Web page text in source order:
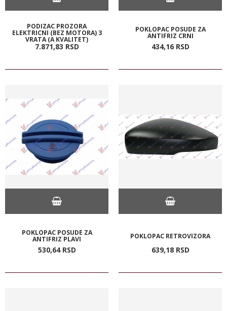
PODIZAC PROZORA
ELEKTRICNI (BEZ MOTORA) 3
VRATA (A KVALITET)
7.871,83 RSD
POKLOPAC POSUDE ZA
ANTIFRIZ CRNI
434,16 RSD
POKLOPAC POSUDE ZA
ANTIFRIZ PLAVI
530,64 RSD
POKLOPAC RETROVIZORA
639,18 RSD